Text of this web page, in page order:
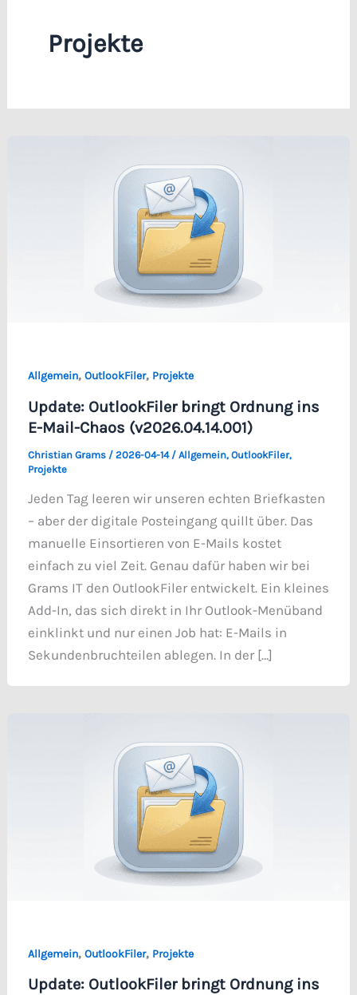
Projekte
Allgemein, OutlookFiler, Projekte
Update: OutlookFiler bringt Ordnung ins
E-Mail-Chaos (v2026.04.14.001)
Christian Grams / 2026-04-14 / Allgemein, OutlookFiler,
Projekte
Jeden Tag leeren wir unseren echten Briefkasten
– aber der digitale Posteingang quillt über. Das
manuelle Einsortieren von E-Mails kostet
einfach zu viel Zeit. Genau dafür haben wir bei
Grams IT den OutlookFiler entwickelt. Ein kleines
Add-In, das sich direkt in Ihr Outlook-Menüband
einklinkt und nur einen Job hat: E-Mails in
Sekundenbruchteilen ablegen. In der […]
Allgemein, OutlookFiler, Projekte
Update: OutlookFiler bringt Ordnung ins